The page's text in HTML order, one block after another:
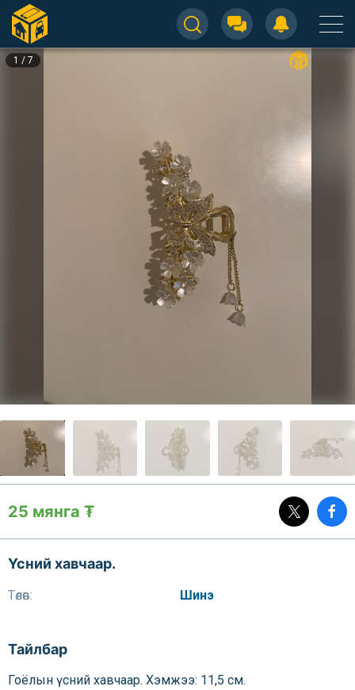
1 / 7
25 мянга ₮
Үсний хавчаар.
Төлөв: Шинэ
Тайлбар
Гоёлын үсний хавчаар. Хэмжээ: 11,5 см.